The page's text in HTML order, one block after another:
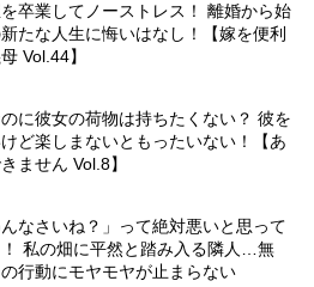
卒業してノーストレス！ 離婚から始
たな人生に悔いはなし！【嫁を便利
Vol.44】
に彼女の荷物は持ちたくない？ 彼を
ど楽しまないともったいない！【あ
ません Vol.8】
んなさいね？」って絶対悪いと思って
私の畑に平然と踏み入る隣人…無
行動にモヤモヤが止まらない